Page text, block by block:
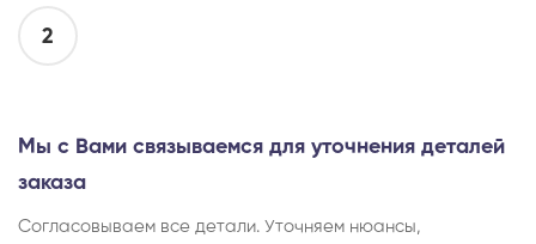
2
Мы с Вами связываемся для уточнения деталей
заказа
Согласовываем все детали. Уточняем нюансы,